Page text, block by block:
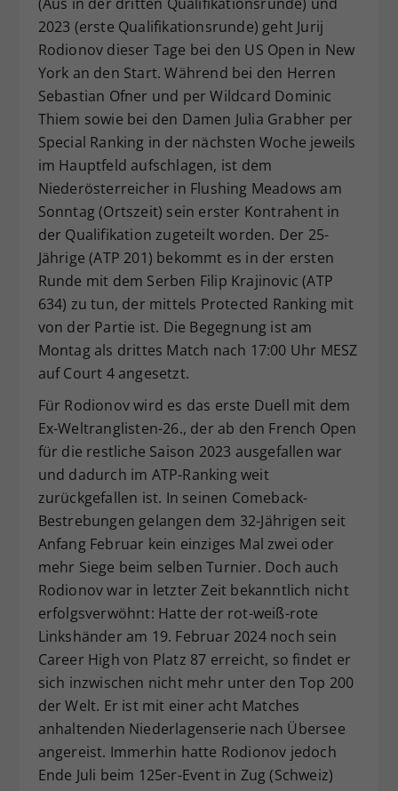
2023 (erste Qualifikationsrunde) geht Jurij
Rodionov dieser Tage bei den US Open in New
York an den Start. Während bei den Herren
Sebastian Ofner und per Wildcard Dominic
Thiem sowie bei den Damen Julia Grabher per
Special Ranking in der nächsten Woche jeweils
im Hauptfeld aufschlagen, ist dem
Niederösterreicher in Flushing Meadows am
Sonntag (Ortszeit) sein erster Kontrahent in
der Qualifikation zugeteilt worden. Der 25-
Jährige (ATP 201) bekommt es in der ersten
Runde mit dem Serben Filip Krajinovic (ATP
634) zu tun, der mittels Protected Ranking mit
von der Partie ist. Die Begegnung ist am
Montag als drittes Match nach 17:00 Uhr MESZ
auf Court 4 angesetzt.
Für Rodionov wird es das erste Duell mit dem
Ex-Weltranglisten-26., der ab den French Open
für die restliche Saison 2023 ausgefallen war
und dadurch im ATP-Ranking weit
zurückgefallen ist. In seinen Comeback-
Bestrebungen gelangen dem 32-Jährigen seit
Anfang Februar kein einziges Mal zwei oder
mehr Siege beim selben Turnier. Doch auch
Rodionov war in letzter Zeit bekanntlich nicht
erfolgsverwöhnt: Hatte der rot-weiß-rote
Linkshänder am 19. Februar 2024 noch sein
Career High von Platz 87 erreicht, so findet er
sich inzwischen nicht mehr unter den Top 200
der Welt. Er ist mit einer acht Matches
anhaltenden Niederlagenserie nach Übersee
angereist. Immerhin hatte Rodionov jedoch
Ende Juli beim 125er-Event in Zug (Schweiz)
Zweck
Dieser Wert speichert Ihre Consent-
Einstellungen. Unter anderem eine
zufällig generierte ID, für die
historische Speicherung Ihrer
vorgenommen Einstellungen, falls der
Webseiten-Betreiber dies eingestellt
hat.